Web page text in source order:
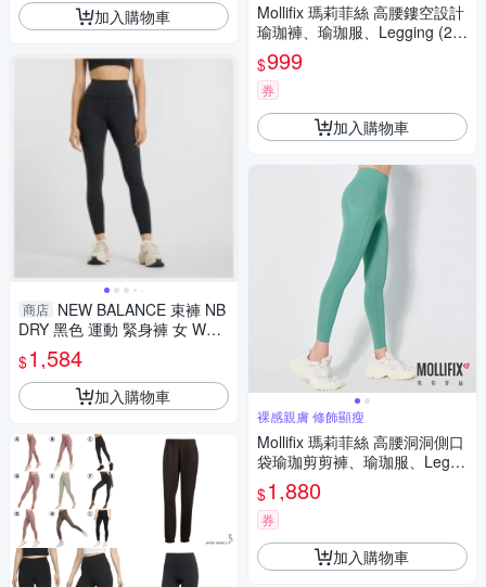
加入購物車
商店 NEW BALANCE 束褲 NB
DRY 黑色 運動 緊身褲 女 WP5
1124BK
$1,584
加入購物車
Mollifix 瑪莉菲絲 高腰鏤空設計
瑜珈褲、瑜珈服、Legging (2色
任選) 暢貨出清
$999
券
加入購物車
裸感親膚 修飾顯瘦
Mollifix 瑪莉菲絲 高腰洞洞側口
袋瑜珈剪剪褲、瑜珈服、Leggi
ng (3色任選) 暢貨出清
$1,880
券
加入購物車